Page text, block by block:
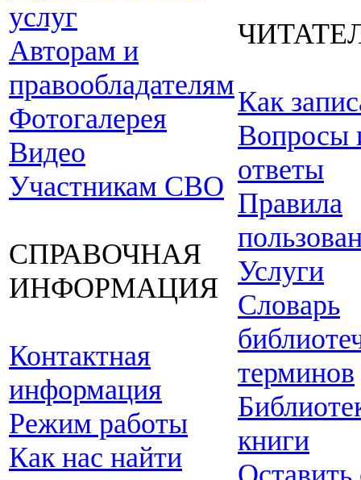
услуг
Авторам и
правообладателям
Фотогалерея
Видео
Участникам СВО
СПРАВОЧНАЯ
ИНФОРМАЦИЯ
Контактная
информация
Режим работы
Как нас найти
Как
Вопросы
ответы
Правила
Услуги
Словарь
терминов
книги